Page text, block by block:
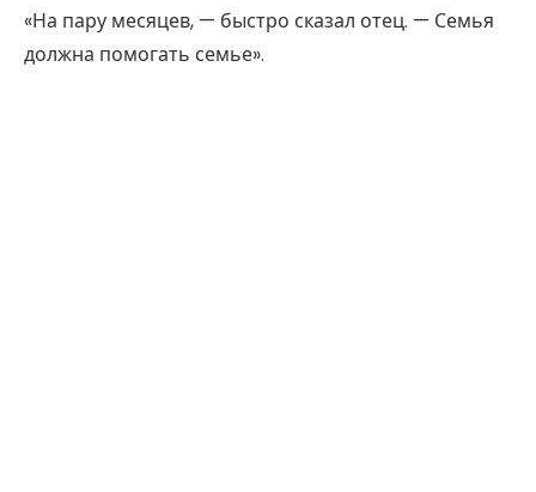
«На пару месяцев, — быстро сказал отец. — Семья
должна помогать семье».